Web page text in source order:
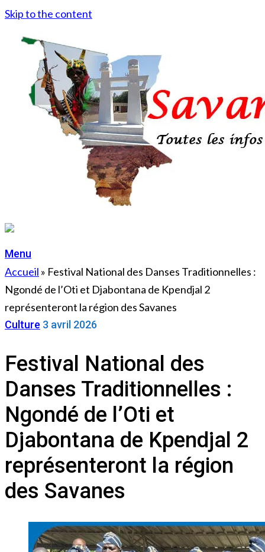
Skip to the content
Menu
Accueil » Festival National des Danses Traditionnelles :
Ngondé de l’Oti et Djabontana de Kpendjal 2
représenteront la région des Savanes
Culture 3 avril 2026
Festival National des
Danses Traditionnelles :
Ngondé de l’Oti et
Djabontana de Kpendjal 2
représenteront la région
des Savanes